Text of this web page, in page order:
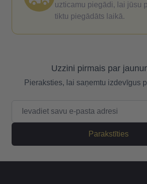
uzticamu piegādi, lai jūsu
tiktu piegādāts laikā.
Uzzini pirmais par
Pieraksties, lai saņemtu izdevīgus
Parakstīties